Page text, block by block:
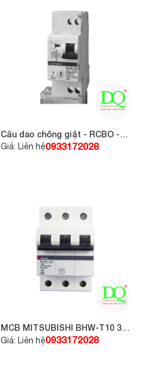
Cầu dao chống giật - RCBO -
RCCB BV-DN 1PN 16A 30
Giá: Liên hệ0933172028
MCB MITSUBISHI BHW-T10 3P
C50
Giá: Liên hệ0933172028